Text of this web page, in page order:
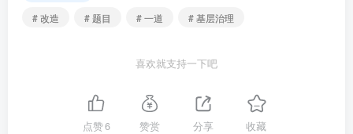
# 改造
# 题目 # 一道 # 基层治理
喜欢就支持一下吧
点赞6 赞赏 分享 收藏